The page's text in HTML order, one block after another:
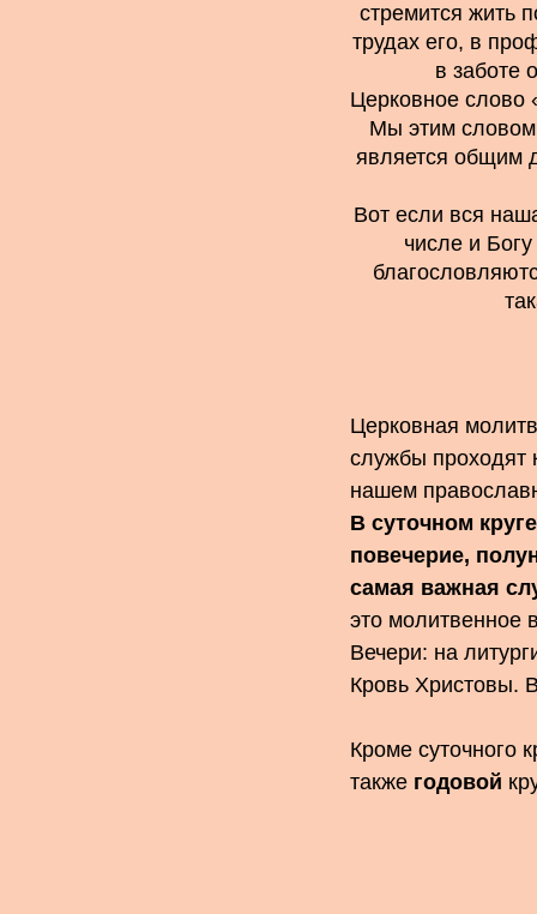
стремится жить
трудах его, в
в заботе
Церковное слово
Мы этим словом
является общим
Вот если вся
числе и
Церковная
службы проходят
нашем
В суточном круге
повечерие,
самая важная
это молитвенное
Вечери: на
Кровь Христовы.
Кроме суточного
также годовой